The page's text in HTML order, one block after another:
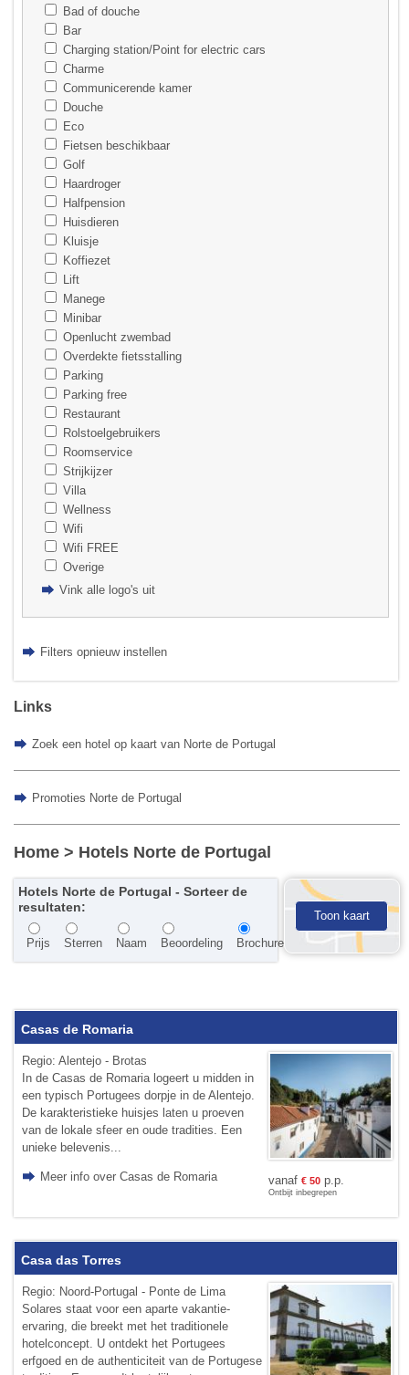
Bad of douche
Bar
Charging station/Point for electric cars
Charme
Communicerende kamer
Douche
Eco
Fietsen beschikbaar
Golf
Haardroger
Halfpension
Huisdieren
Kluisje
Koffiezet
Lift
Manege
Minibar
Openlucht zwembad
Overdekte fietsstalling
Parking
Parking free
Restaurant
Rolstoelgebruikers
Roomservice
Strijkijzer
Villa
Wellness
Wifi
Wifi FREE
Overige
Vink alle logo's uit
Filters opnieuw instellen
Links
Zoek een hotel op kaart van Norte de Portugal
Promoties Norte de Portugal
Home> Hotels Norte de Portugal
Hotels Norte de Portugal - Sorteer de
resultaten:
Prijs Sterren Naam Beoordeling Brochure
Toon kaart
Casas de Romaria
Regio: Alentejo - Brotas
In de Casas de Romaria logeert u midden in
een typisch Portugees dorpje in de Alentejo.
De karakteristieke huisjes laten u proeven
van de lokale sfeer en oude tradities. Een
unieke belevenis...
Meer info over Casas de Romaria vanaf € 50p.p.
Ontbijt inbegrepen
Casa das Torres
Regio: Noord-Portugal - Ponte de Lima
Solares staat voor een aparte vakantie-
ervaring, die breekt met het traditionele
hotelconcept. U ontdekt het Portugees
erfgoed en de authenticiteit van de Portugese